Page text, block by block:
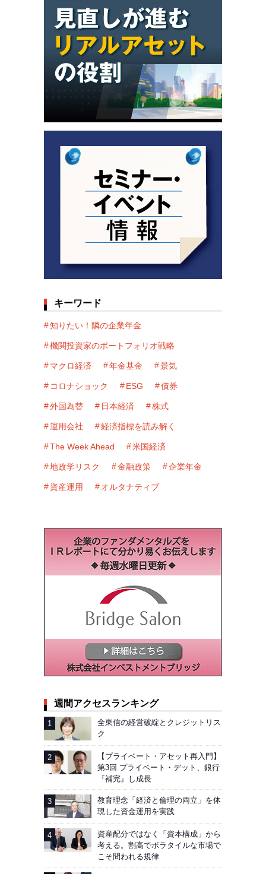
キーワード
知りたい！隣の企業年金
機関投資家のポートフォリオ戦略
マクロ経済 年金基金 景気
コロナショック ESG 債券
外国為替 日本経済 株式
運用会社 経済指標を読み解く
The Week Ahead 米国経済
地政学リスク 金融政策 企業年金
資産運用 オルタナティブ
週間アクセスランキング
全東信の経営破綻とクレジットリス
ク
【プライベート・アセット再入門】
第3回 プライベート・デット、銀行
『補完』し成長
教育理念「経済と倫理の両立」を体
現した資金運用を実践
資産配分ではなく「資本構成」から
考える。割高でボラタイルな市場で
こそ問われる規律